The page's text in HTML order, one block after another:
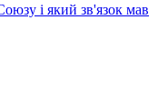
і який зв'язок мав